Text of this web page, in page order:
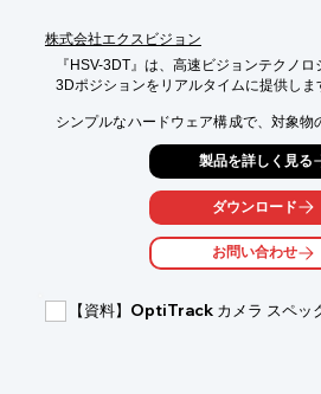
株式会社エクスビジョン
『HSV-3DT』は、高速ビジョンテクノ
3Dポジションをリアルタイムに提供しま
シンプルなハードウェア構成で、対象物
画像処理はカメラ内で行うためホスト
（最大6個）のトラッキングが可能です。
■対象物の速度・軌跡のリアルタイム解析
■高速ビジョンテクノロジーにより動く対
製品を詳しく見る
ダウンロード
お問い合わせ
【資料】OptiTrack カメラ スペッ